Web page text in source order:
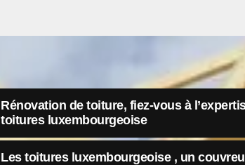
Rénovation de toiture, fiez-vous à
toitures luxembourgeoise
Les toitures luxembourgeoise , un